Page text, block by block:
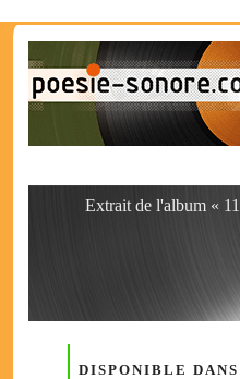
Extrait de l'album «
DISPONIBLE DANS